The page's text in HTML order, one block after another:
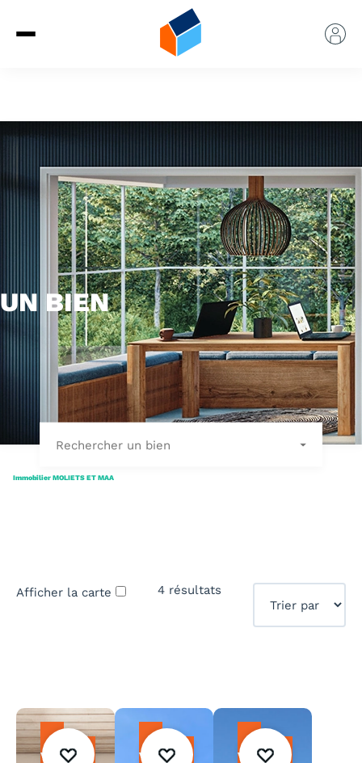
UN BIEN
Rechercher un bien
Immobilier MOLIETS ET MAA
Afficher la carte 4 résultats
vendre
vendre
vendre